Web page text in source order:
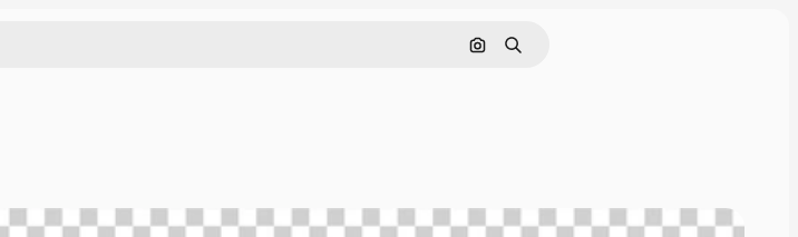
画像で検索
検索